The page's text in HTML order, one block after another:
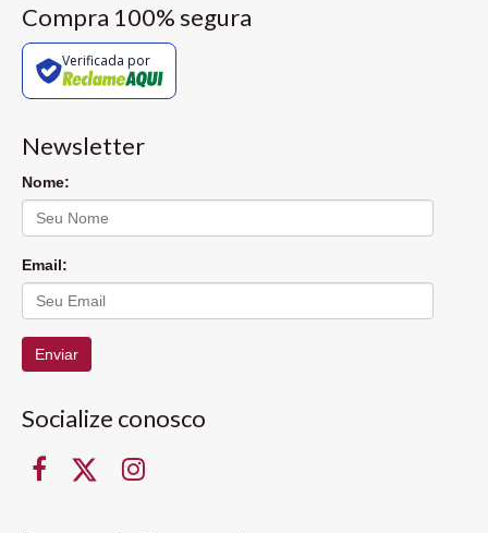
Compra 100% segura
Verificada por
Newsletter
Nome:
Email:
Enviar
Socialize conosco